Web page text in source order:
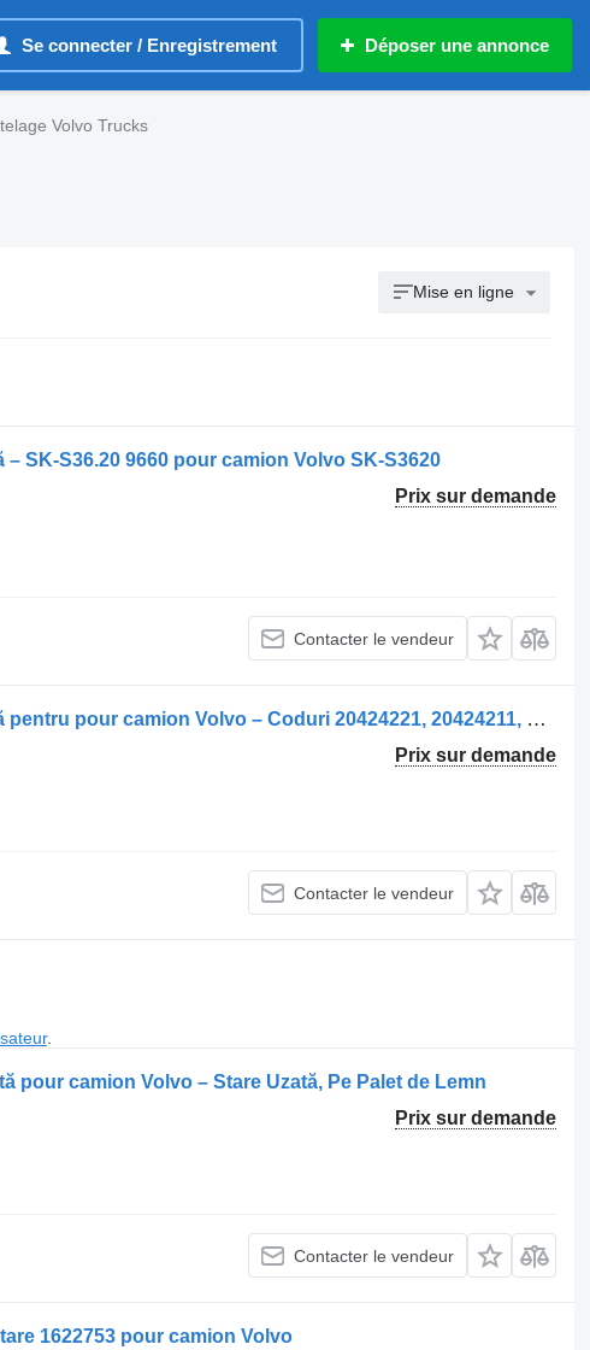
Se connecter / Enregistrement Déposer une annonce
Volvo Trucks
Mise en ligne
SK-S36.20 9660 pour camion Volvo SK-S3620
Prix sur demande
Contacter le vendeur
Sellette d'attelage A cincea roată pentru pour camion Volvo – Coduri 20424221, 20424211, 20424212
Prix sur demande
Contacter le vendeur
.
pour camion Volvo – Stare Uzată, Pe Palet de Lemn
Prix sur demande
Contacter le vendeur
1622753 pour camion Volvo